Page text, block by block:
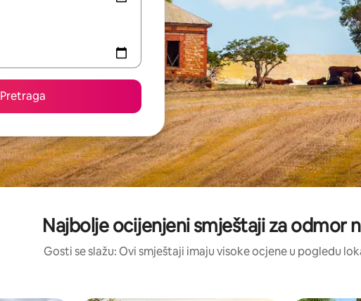
Pretraga
Najbolje ocijenjeni smještaji za odmor
Gosti se slažu: Ovi smještaji imaju visoke ocjene u pogledu